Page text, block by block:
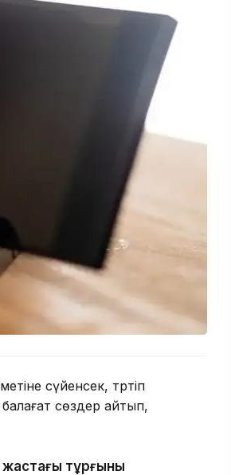
сүйенсек, тәртіп
сөздер айтып,
тұрғыны